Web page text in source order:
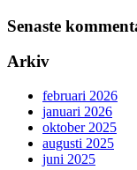
Senaste
Arkiv
februari 2026
januari 2026
oktober 2025
augusti 2025
juni 2025